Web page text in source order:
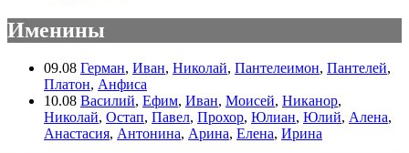
Именины
09.08 Герман, Иван, Николай, Пантелеимон, Пантелей,
Платон, Анфиса
10.08 Василий, Ефим, Иван, Моисей, Никанор,
Николай, Остап, Павел, Прохор, Юлиан, Юлий, Алена,
Анастасия, Антонина, Арина, Елена, Ирина